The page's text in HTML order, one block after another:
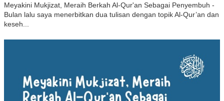
Meyakini Mukjizat, Meraih Berkah Al-Qur'an Sebagai Penyembuh -
Bulan lalu saya menerbitkan dua tulisan dengan topik Al-Qur’an dan
keseh...